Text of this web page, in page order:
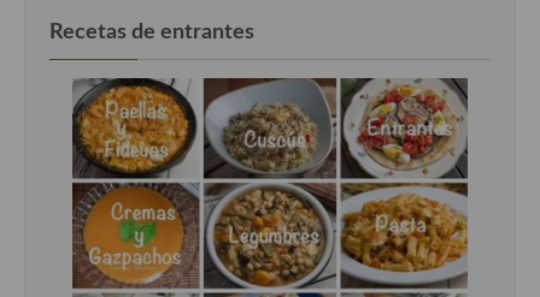
Recetas de entrantes